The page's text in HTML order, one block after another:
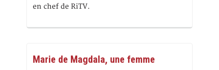
en chef de RiTV.
Marie de Magdala, une femme